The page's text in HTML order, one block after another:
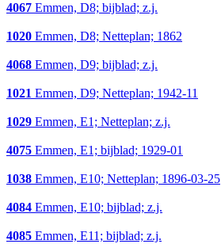
4067 Emmen, D8; bijblad; z.j.
1020 Emmen, D8; Netteplan; 1862
4068 Emmen, D9; bijblad; z.j.
1021 Emmen, D9; Netteplan; 1942-11
1029 Emmen, E1; Netteplan; z.j.
4075 Emmen, E1; bijblad; 1929-01
1038 Emmen, E10; Netteplan; 1896-03-25
4084 Emmen, E10; bijblad; z.j.
4085 Emmen, E11; bijblad; z.j.